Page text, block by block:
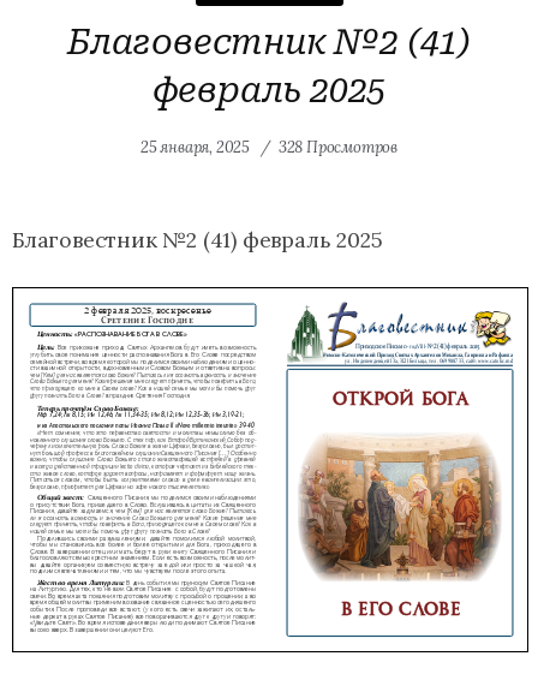
Благовестник №2 (41)
февраль 2025
25 января, 2025 328 Просмотров
Благовестник №2 (41) февраль 2025